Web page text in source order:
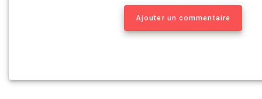
Ajouter un commentaire